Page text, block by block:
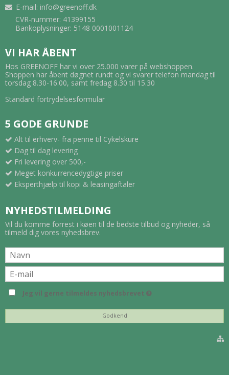
E-mail: info@greenoff.dk
CVR-nummer: 41399155
Bankoplysninger: 5148 0001001124
VI HAR ÅBENT
Hos GREENOFF har vi over 25.000 varer på webshoppen.
Shoppen har åbent døgnet rundt og vi svarer telefon mandag til
torsdag 8.30-16.00, samt fredag 8.30 til 15.30
Standard fortrydelsesformular
5 GODE GRUNDE
Alt til erhverv- fra penne til Cykelskure
Dag til dag levering
Fri levering over 500,-
Meget konkurrencedygtige priser
Eksperthjælp til kopi & leasingaftaler
NYHEDSTILMELDING
Vil du komme forrest i køen til de bedste tilbud og nyheder, så
tilmeld dig vores nyhedsbrev.
Jeg vil gerne tilmeldes nyhedsbrevet
Godkend